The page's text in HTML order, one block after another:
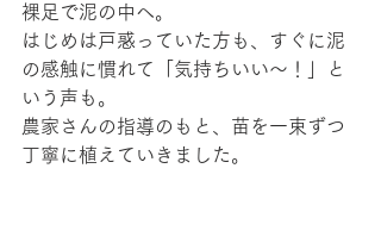
裸足で泥の中へ。
はじめは戸惑っていた方も、すぐに泥
の感触に慣れて「気持ちいい〜！」と
いう声も。
農家さんの指導のもと、苗を一束ずつ
丁寧に植えていきました。